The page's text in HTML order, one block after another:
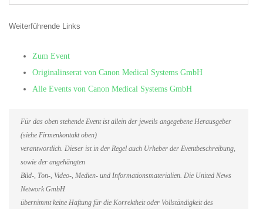
Weiterführende Links
Zum Event
Originalinserat von Canon Medical Systems GmbH
Alle Events von Canon Medical Systems GmbH
Für das oben stehende Event ist allein der jeweils angegebene Herausgeber
(siehe Firmenkontakt oben)
verantwortlich. Dieser ist in der Regel auch Urheber der Eventbeschreibung,
sowie der angehängten
Bild-, Ton-, Video-, Medien- und Informationsmaterialien. Die United News
Network GmbH
übernimmt keine Haftung für die Korrektheit oder Vollständigkeit des